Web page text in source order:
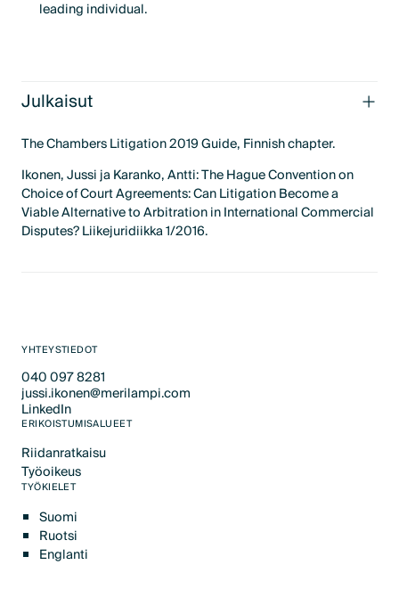
leading individual.
Julkaisut
The Chambers Litigation 2019 Guide, Finnish chapter.
Ikonen, Jussi ja Karanko, Antti: The Hague Convention on
Choice of Court Agreements: Can Litigation Become a
Viable Alternative to Arbitration in International Commercial
Disputes? Liikejuridiikka 1/2016.
YHTEYSTIEDOT
040 097 8281
Text Link
jussi.ikonen@merilampi.com
Text Link
LinkedIn
Text Link
ERIKOISTUMISALUEET
Riidanratkaisu
Text Link
Työoikeus
Text Link
TYÖKIELET
Suomi
Ruotsi
Englanti